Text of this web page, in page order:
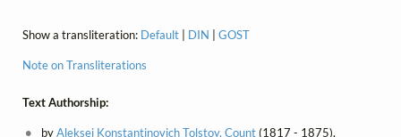
Show a transliteration: Default DIN GOST
Note on Transliterations
Text Authorship:
byAleksei Konstantinovich Tolstoy, Count(1817 - 1875),